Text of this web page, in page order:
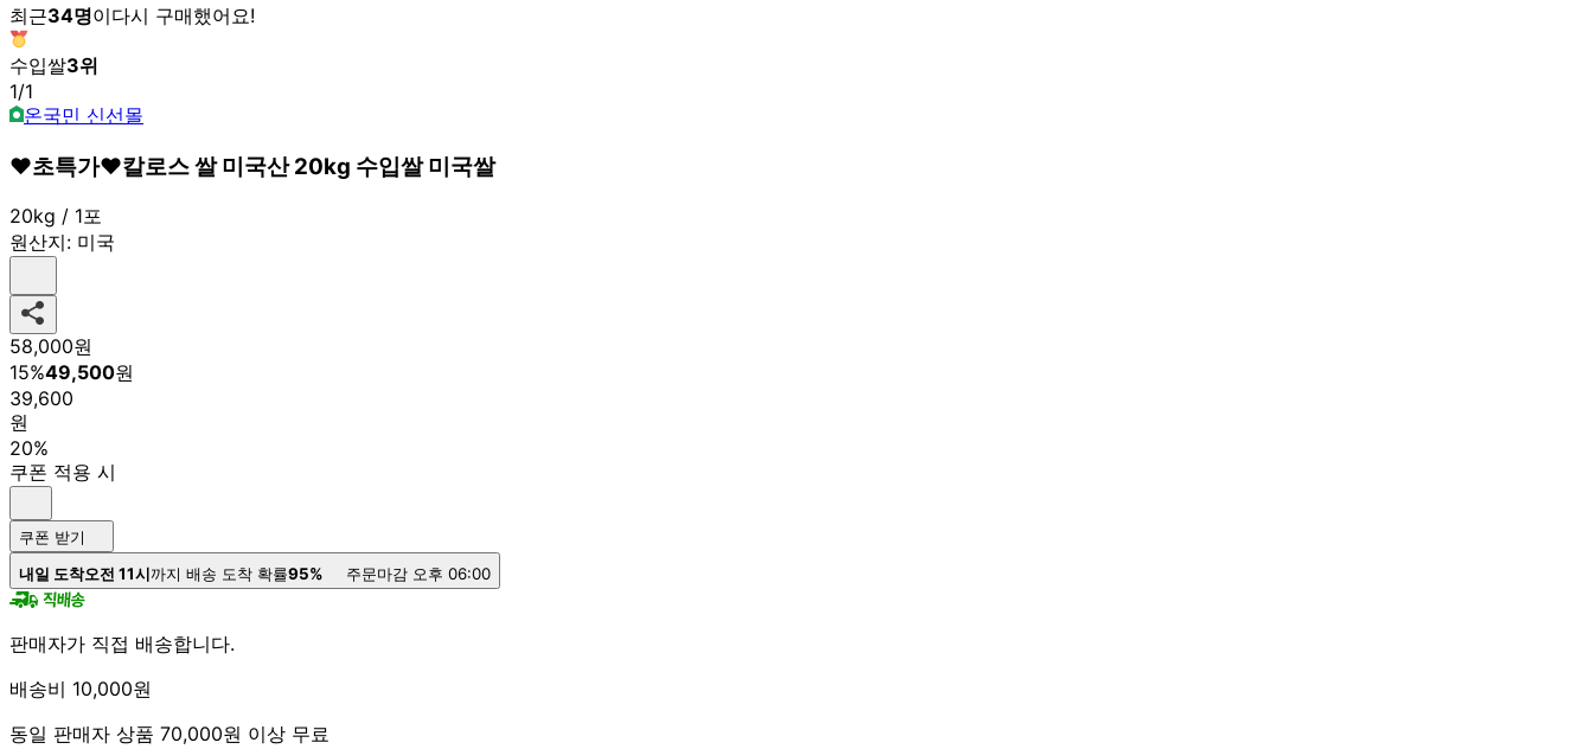
최근34명이다시 구매했어요!
수입쌀3위
1/1
온국민 신선몰
❤️초특가❤️칼로스 쌀 미국산 20kg 수입쌀 미국쌀
20kg / 1포
원산지: 미국
58,000원
15%49,500원
39,600
원
20%
쿠폰 적용 시
쿠폰 받기
내일 도착오전 11시까지 배송 도착 확률95% 주문마감 오후 06:00
판매자가 직접 배송합니다.
배송비 10,000원
동일 판매자 상품 70,000원 이상 무료